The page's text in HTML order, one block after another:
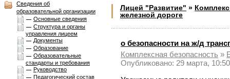
Сведения об
образовательной организации
Основные сведения
Структура и органы
управления лицеем
Документы
Образование
Образовательные
стандарты и требования
Руководство
Педагогический состав
Лицей "Развитие" »
железной дороге
о безопасности на ж/д
Комплексная безопасноcть »
Опубликовано: 29 марта, 10:50